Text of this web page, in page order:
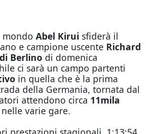
Abel Kirui sfiderà il
e campione uscente Richard
Berlino di domenica
ci sarà un campo partenti
in quella che è la prima
della Germania, tornata dal
attendono circa 11mila
varie gare.